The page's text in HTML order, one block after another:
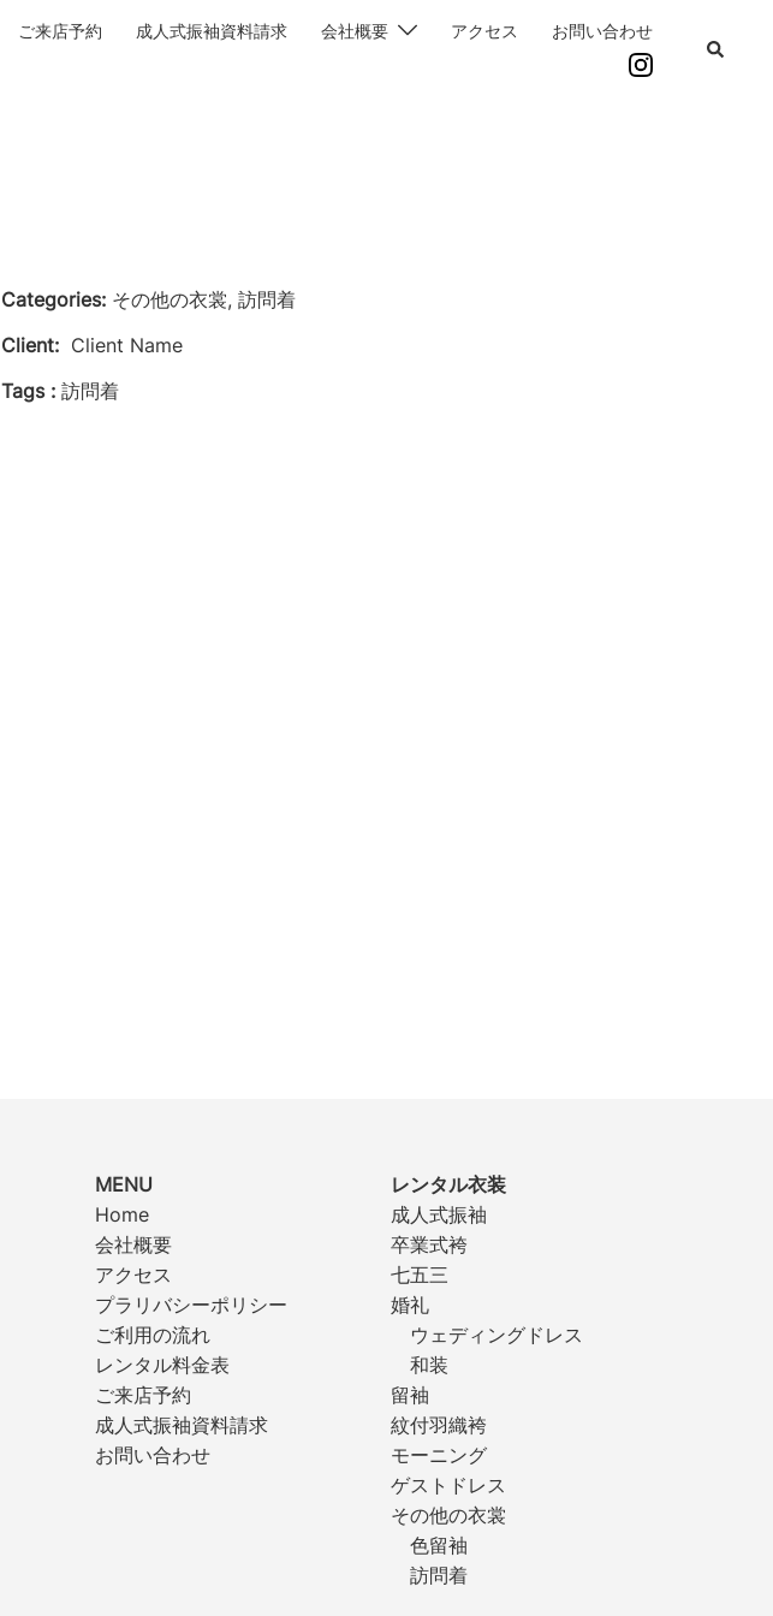
ご来店予約 成人式振袖資料請求 会社概要 アクセス お問い合わせ
Categories: その他の衣裳, 訪問着
Client: Client Name
Tags : 訪問着
MENU
Home
会社概要
アクセス
プラリバシーポリシー
ご利用の流れ
レンタル料金表
ご来店予約
成人式振袖資料請求
お問い合わせ
レンタル衣装
成人式振袖
卒業式袴
七五三
婚礼
ウェディングドレス
和装
留袖
紋付羽織袴
モーニング
ゲストドレス
その他の衣裳
色留袖
訪問着